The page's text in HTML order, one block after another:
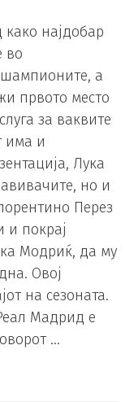
најдобар
во
а
првото место
за ваквите
има и
Лука
но и
Перез
и покрај
Модриќ, да му
Овој
на сезоната.
Мадрид е
…